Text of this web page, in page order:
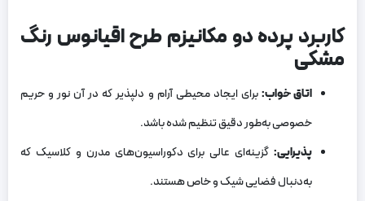
کاربرد پرده دو مکانیزم طرح اقیانوس رنگ
مشکی
اتاق خواب:برای ایجاد محیطی آرام و دلپذیر که در آن نور و حریم
خصوصی به‌طور دقیق تنظیم شده باشد.
پذیرایی: گزینه‌ای عالی برای دکوراسیون‌های مدرن و کلاسیک که
به‌دنبال فضایی شیک و خاص هستند.